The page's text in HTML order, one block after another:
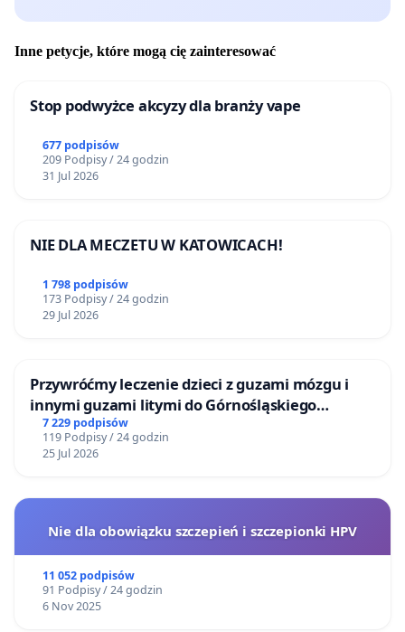
Inne petycje, które mogą cię zainteresować
Stop podwyżce akcyzy dla branży vape
677 podpisów
209 Podpisy / 24 godzin
31 Jul 2026
NIE DLA MECZETU W KATOWICACH!
1 798 podpisów
173 Podpisy / 24 godzin
29 Jul 2026
Przywróćmy leczenie dzieci z guzami mózgu i
innymi guzami litymi do Górnośląskiego
Centrum Zdrowia Dziecka w Katowicach
7 229 podpisów
119 Podpisy / 24 godzin
25 Jul 2026
Nie dla obowiązku szczepień i szczepionki HPV
11 052 podpisów
91 Podpisy / 24 godzin
6 Nov 2025